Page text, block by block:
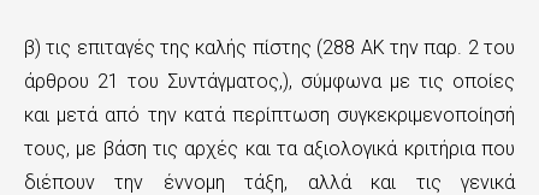
β) τις επιταγές της καλής πίστης (288 ΑΚ την παρ. 2 του
άρθρου 21 του Συντάγματος,), σύμφωνα με τις οποίες
και μετά από την κατά περίπτωση συγκεκριμενοποίησή
τους, με βάση τις αρχές και τα αξιολογικά κριτήρια που
διέπουν την έννομη τάξη, αλλά και τις γενικά